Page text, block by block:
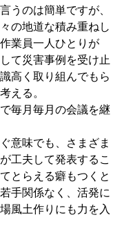
うのは簡単ですが、
の地道な積み重ねし
業員一人ひとりが
て災害事例を受け止
高く取り組んでもら
える。
毎月毎月の会議を継
意味でも、さまざま
工夫して発表するこ
とらえる癖もつくと
手関係なく、活発に
風土作りにも力を入